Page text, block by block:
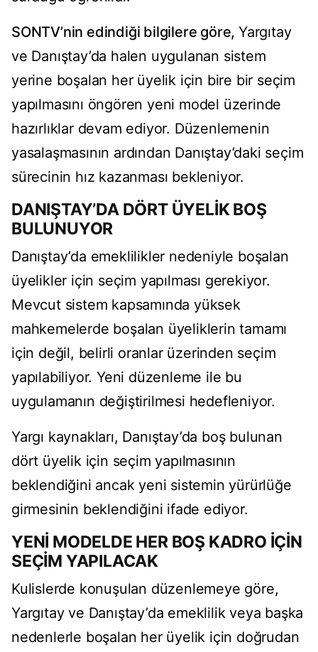
SONTV’nin edindiği bilgilere göre, Yargıtay
ve Danıştay’da halen uygulanan sistem
yerine boşalan her üyelik için bire bir seçim
yapılmasını öngören yeni model üzerinde
hazırlıklar devam ediyor. Düzenlemenin
yasalaşmasının ardından Danıştay’daki seçim
sürecinin hız kazanması bekleniyor.
DANIŞTAY’DA DÖRT ÜYELİK BOŞ
BULUNUYOR
Danıştay’da emeklilikler nedeniyle boşalan
üyelikler için seçim yapılması gerekiyor.
Mevcut sistem kapsamında yüksek
mahkemelerde boşalan üyeliklerin tamamı
için değil, belirli oranlar üzerinden seçim
yapılabiliyor. Yeni düzenleme ile bu
uygulamanın değiştirilmesi hedefleniyor.
Yargı kaynakları, Danıştay’da boş bulunan
dört üyelik için seçim yapılmasının
beklendiğini ancak yeni sistemin yürürlüğe
girmesinin beklendiğini ifade ediyor.
YENİ MODELDE HER BOŞ KADRO İÇİN
SEÇİM YAPILACAK
Kulislerde konuşulan düzenlemeye göre,
Yargıtay ve Danıştay’da emeklilik veya başka
nedenlerle boşalan her üyelik için doğrudan